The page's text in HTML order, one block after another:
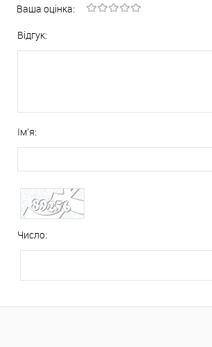
Ваша оцінка:
Відгук:
Ім'я:
Число: